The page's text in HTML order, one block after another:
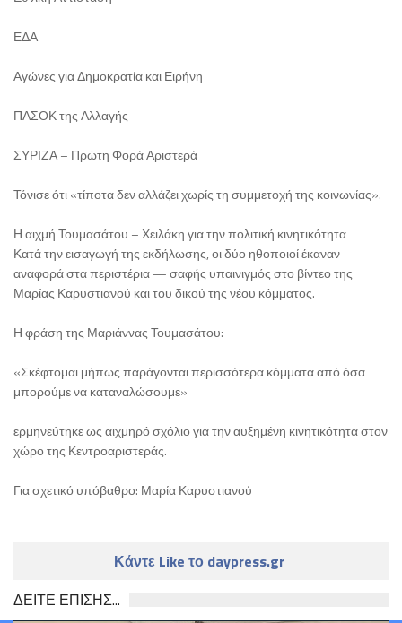
ΕΔΑ
Αγώνες για Δημοκρατία και Ειρήνη
ΠΑΣΟΚ της Αλλαγής
ΣΥΡΙΖΑ – Πρώτη Φορά Αριστερά
Τόνισε ότι «τίποτα δεν αλλάζει χωρίς τη συμμετοχή της κοινωνίας».
Η αιχμή Τουμασάτου – Χειλάκη για την πολιτική κινητικότητα
Κατά την εισαγωγή της εκδήλωσης, οι δύο ηθοποιοί έκαναν
αναφορά στα περιστέρια — σαφής υπαινιγμός στο βίντεο της
Μαρίας Καρυστιανού και του δικού της νέου κόμματος.
Η φράση της Μαριάννας Τουμασάτου:
«Σκέφτομαι μήπως παράγονται περισσότερα κόμματα από όσα
μπορούμε να καταναλώσουμε»
ερμηνεύτηκε ως αιχμηρό σχόλιο για την αυξημένη κινητικότητα στον
χώρο της Κεντροαριστεράς.
Για σχετικό υπόβαθρο: Μαρία Καρυστιανού
Κάντε Like το daypress.gr
ΔΕΙΤΕ ΕΠΙΣΗΣ...